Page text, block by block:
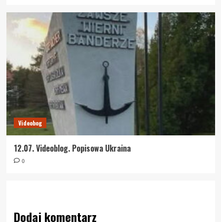
Videobog
12.07. Videoblog. Popisowa Ukraina
0
Dodaj komentarz